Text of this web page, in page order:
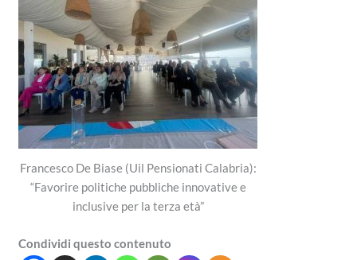
Francesco De Biase (Uil Pensionati Calabria):
“Favorire politiche pubbliche innovative e
inclusive per la terza età”
Condividi questo contenuto